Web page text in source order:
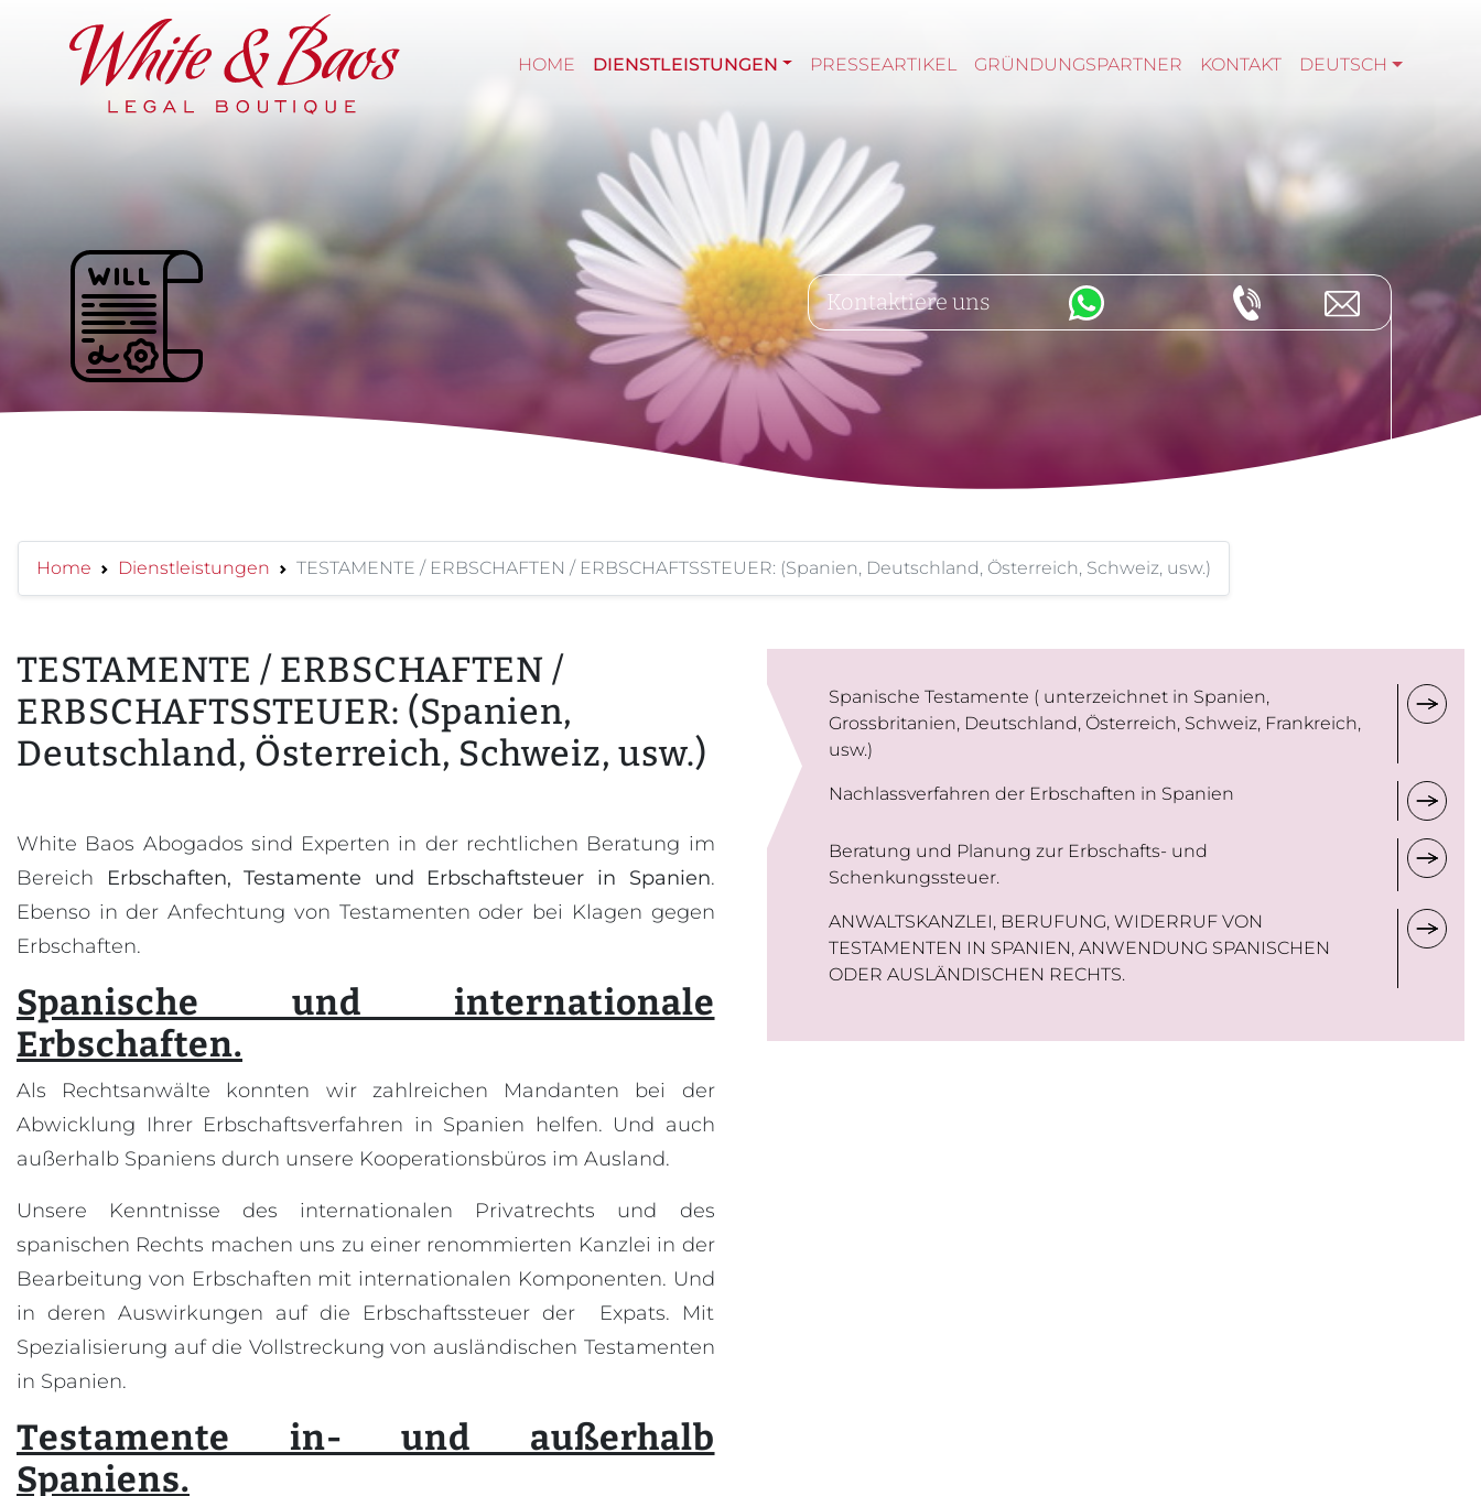
Main Navigation HOME DIENSTLEISTUNGEN PRESSEARTIKEL GRÜNDUNGSPARTNER KONTAKT DEUTSCH
Kontaktiere uns
Home Dienstleistungen TESTAMENTE / ERBSCHAFTEN / ERBSCHAFTSSTEUER: (Spanien, Deutschland, Österreich, Schweiz, usw.)
TESTAMENTE / ERBSCHAFTEN /
ERBSCHAFTSSTEUER: (Spanien,
Deutschland, Österreich, Schweiz, usw.)
White Baos Abogados sind Experten in der rechtlichen Beratung im
Bereich
Erbschaften, Testamente und Erbschaftsteuer in Spanien.
Ebenso in der Anfechtung von Testamenten oder bei Klagen gegen
Erbschaften.
Spanische und internationale
Erbschaften.
Als Rechtsanwälte konnten wir zahlreichen Mandanten bei der
Abwicklung Ihrer Erbschaftsverfahren in Spanien helfen. Und auch
außerhalb Spaniens durch unsere Kooperationsbüros im Ausland.
Unsere Kenntnisse des internationalen Privatrechts und des
spanischen Rechts machen uns zu einer renommierten Kanzlei in der
Bearbeitung von Erbschaften mit internationalen Komponenten. Und
in deren Auswirkungen auf die Erbschaftssteuer der Expats. Mit
Spezialisierung auf die Vollstreckung von ausländischen Testamenten
in Spanien.
Testamente in- und außerhalb
Spaniens.
Spanische Testamente ( unterzeichnet in Spanien,
Grossbritanien, Deutschland, Österreich, Schweiz, Frankreich,
usw.)
Nachlassverfahren der Erbschaften in Spanien
Beratung und Planung zur Erbschafts- und
Schenkungssteuer.
ANWALTSKANZLEI, BERUFUNG, WIDERRUF VON
TESTAMENTEN IN SPANIEN, ANWENDUNG SPANISCHEN
ODER AUSLÄNDISCHEN RECHTS.